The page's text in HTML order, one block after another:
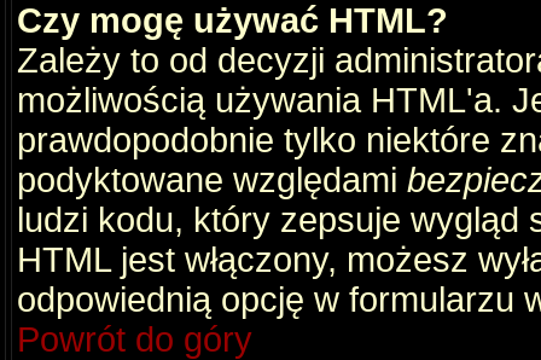
Czy mogę używać HTML?
Zależy to od decyzji
możliwością używania HTML'a.
prawdopodobnie tylko niektóre
podyktowane względami
ludzi kodu, który zepsuje wygląd
HTML jest włączony, możesz
odpowiednią opcję w formularzu
Powrót do góry